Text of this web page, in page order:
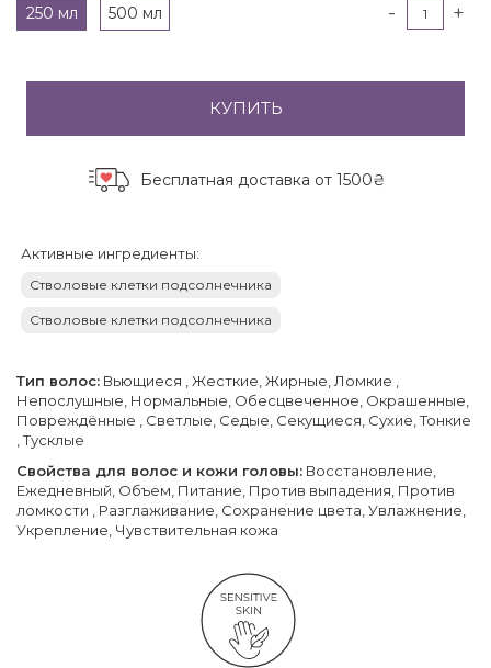
250 мл 500 мл - +
КУПИТЬ
Бесплатная доставка от 1500₴
Активные ингредиенты:
Стволовые клетки подсолнечника
Стволовые клетки подсолнечника
Тип волос: Вьющиеся , Жесткие, Жирные, Ломкие ,
Непослушные, Нормальные, Обесцвеченное, Окрашенные,
Повреждённые , Светлые, Седые, Секущиеся, Сухие, Тонкие
, Тусклые
Свойства для волос и кожи головы: Восстановление,
Ежедневный, Объем, Питание, Против выпадения, Против
ломкости , Разглаживание, Сохранение цвета, Увлажнение,
Укрепление, Чувствительная кожа